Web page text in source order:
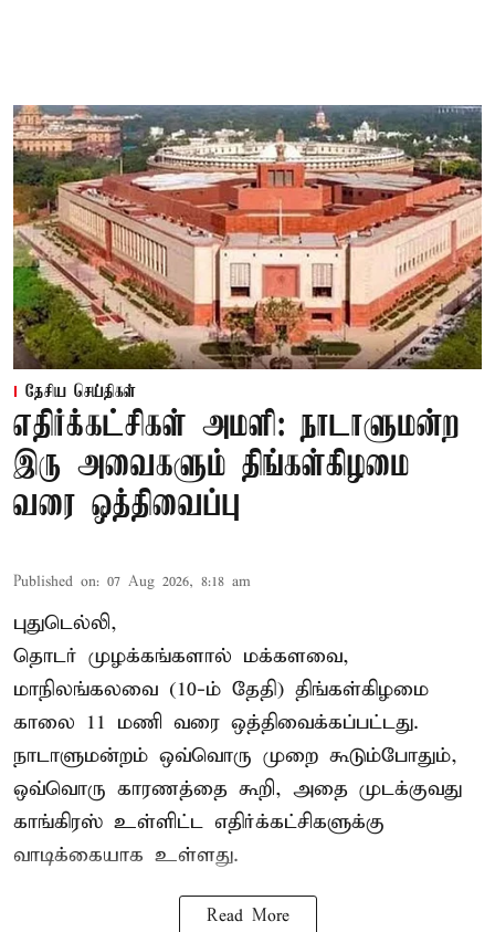
தேசிய செய்திகள்
எதிர்க்கட்சிகள் அமளி: நாடாளுமன்ற
இரு அவைகளும் திங்கள்கிழமை
வரை ஒத்திவைப்பு
Published on: 07 Aug 2026, 8:18 am
புதுடெல்லி,
தொடர் முழக்கங்களால் மக்களவை,
மாநிலங்கலவை (10-ம் தேதி) திங்கள்கிழமை
காலை 11 மணி வரை ஒத்திவைக்கப்பட்டது.
நாடாளுமன்றம் ஒவ்வொரு முறை கூடும்போதும்,
ஒவ்வொரு காரணத்தை கூறி, அதை முடக்குவது
காங்கிரஸ் உள்ளிட்ட எதிர்க்கட்சிகளுக்கு
வாடிக்கையாக உள்ளது.
Read More